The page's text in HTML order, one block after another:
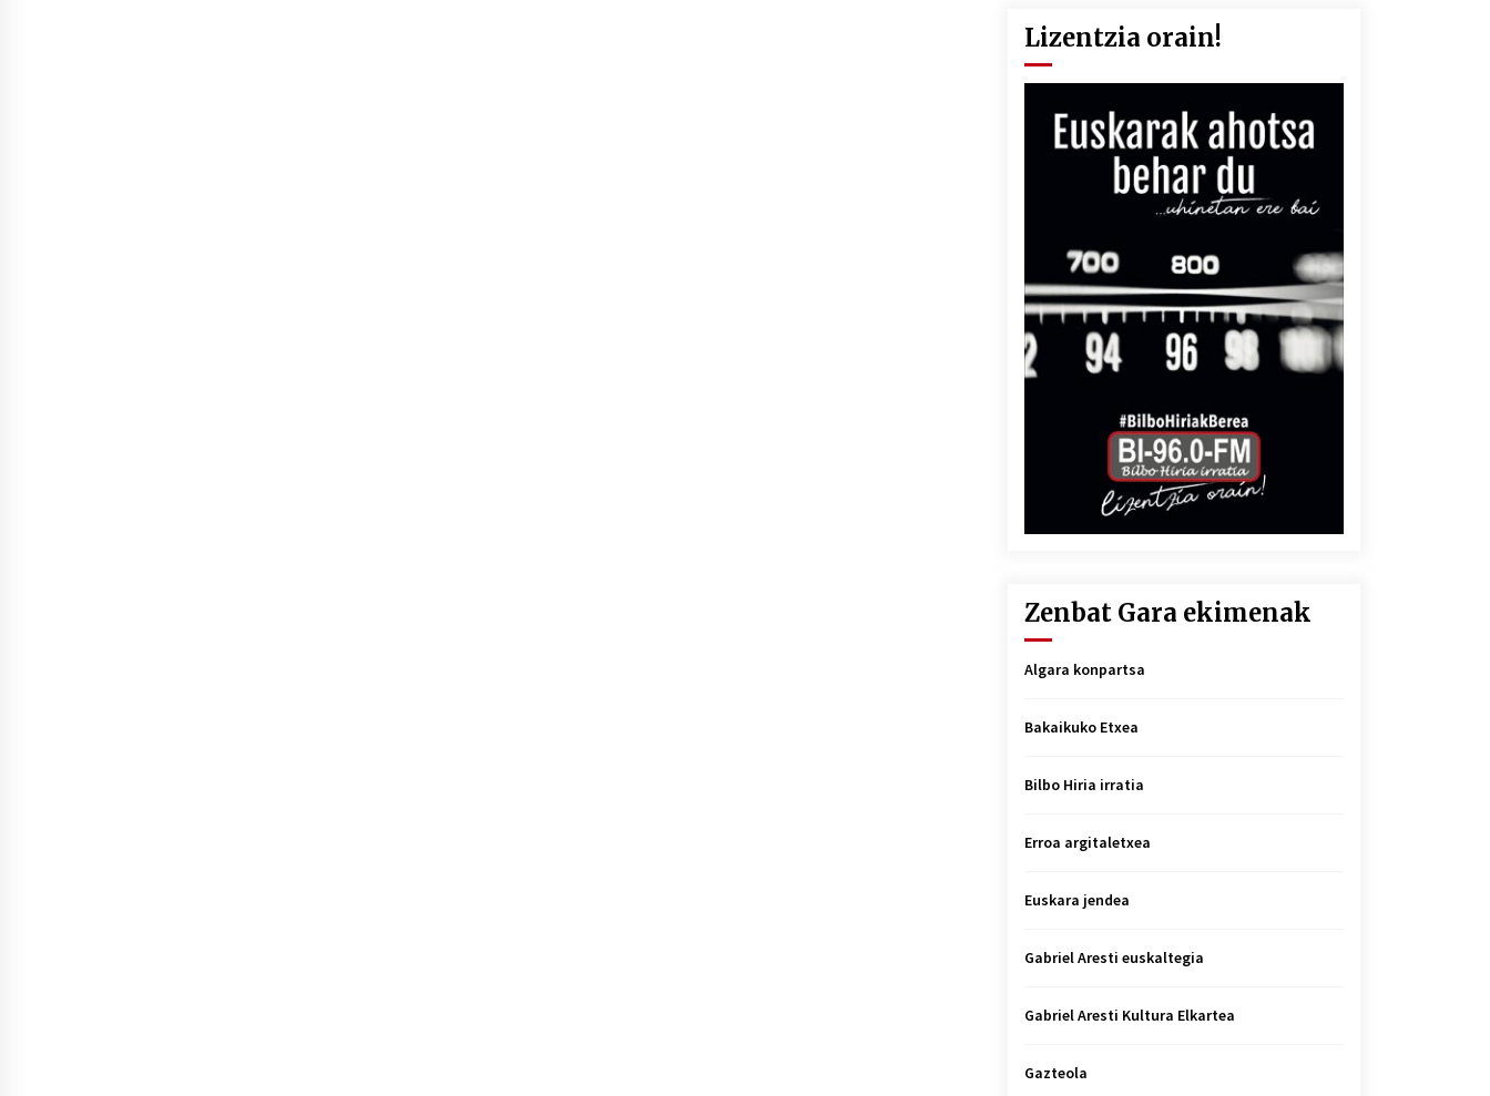
Lizentzia orain!
Zenbat Gara ekimenak
Algara konpartsa
Bakaikuko Etxea
Bilbo Hiria irratia
Erroa argitaletxea
Euskara jendea
Gabriel Aresti euskaltegia
Gabriel Aresti Kultura Elkartea
Gazteola